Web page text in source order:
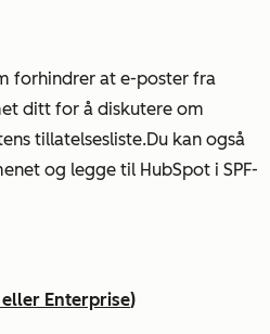
forhindrer at e-poster fra
ditt for å diskutere om
tillatelsesliste.Du kan også
og legge til HubSpot i SPF-
eller Enterprise)